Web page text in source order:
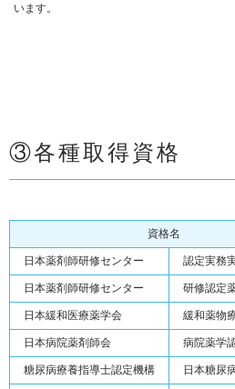
います。
③各種取得資格
資格名
日本薬剤師研修センター 認定実務
日本薬剤師研修センター 研修認定
日本緩和医療薬学会 緩和薬物
日本病院薬剤師会 病院薬学
糖尿病療養指導士認定機構 日本糖尿